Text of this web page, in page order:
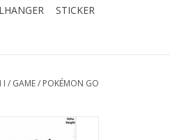
STICKER
I / GAME/ POKÉMON GO
- Pokémon - Fly